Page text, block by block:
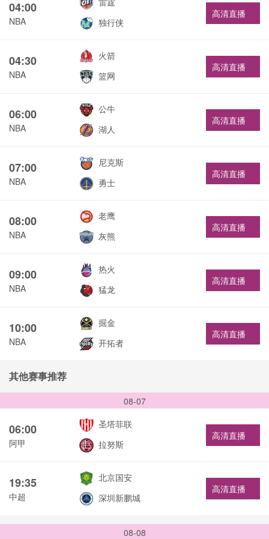
04:00
NBA
独行侠
高清直播
04:30
NBA
火箭
篮网
高清直播
06:00
NBA
公牛
湖人
高清直播
07:00
NBA
尼克斯
勇士
高清直播
08:00
NBA
老鹰
灰熊
高清直播
09:00
NBA
热火
猛龙
高清直播
10:00
NBA
掘金
开拓者
高清直播
其他赛事推荐
08-07
06:00
阿甲
圣塔菲联
拉努斯
高清直播
19:35
中超
北京国安
深圳新鹏城
高清直播
08-08